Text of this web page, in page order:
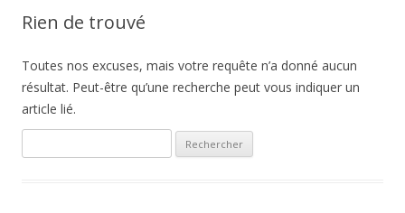
Rien de trouvé
Toutes nos excuses, mais votre requête n’a donné aucun
résultat. Peut-être qu’une recherche peut vous indiquer un
article lié.